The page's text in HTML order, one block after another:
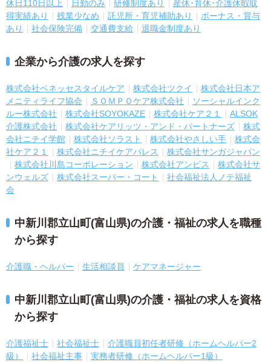
休日110日以上 日勤のみ 研修制度あり
産休･育休･介護休暇取
得実績あり
残業少なめ 託児所・育児補助あり
ボーナス・賞与
あり
社会保険完備 交通費支給 退職金制度あり
企業から介護の求人を探す
株式会社ベネッセスタイルケア 株式会社ツクイ
株式会社日本ア
メニティライフ協会
ＳＯＭＰＯケア株式会社
ソーシャルインク
ルー株式会社
株式会社SOYOKAZE 株式会社ケア２１
ALSOK
介護株式会社
株式会社ケアリッツ・アンド・パートナーズ
株式
会社ニチイ学館
株式会社ソラスト 株式会社やさしい手
株式会
社ケア２１
株式会社ニチイケアパレス
株式会社サンガジャパン
株式会社川島コーポレーション
株式会社アンビス
株式会社サ
ンウェルズ
株式会社スーパー・コート
社会福祉法人ノテ福祉
会
中新川郡立山町(富山県)の介護・福祉の求人を職種
から探す
介護職・ヘルパー 生活相談員 ケアマネージャー
中新川郡立山町(富山県)の介護・福祉の求人を資格
から探す
介護福祉士 社会福祉士
介護職員初任者研修（ホームヘルパー2
級）
社会福祉主事 実務者研修（ホームヘルパー1級）